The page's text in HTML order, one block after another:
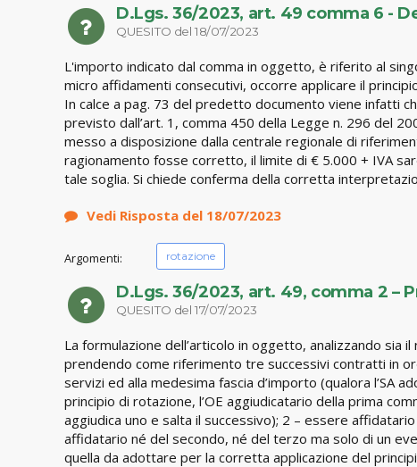
D.Lgs. 36/2023, art. 49 comma 6 -
QUESITO del 18/07/2023
L'importo indicato dal comma in oggetto, è riferito al
micro affidamenti consecutivi, occorre applicare il
In calce a pag. 73 del predetto documento viene infatti
previsto dall’art. 1, comma 450 della Legge n. 296 del
messo a disposizione dalla centrale regionale di
ragionamento fosse corretto, il limite di € 5.000 + IVA
tale soglia. Si chiede conferma della corretta
Vedi Risposta del 18/07/2023
Argomenti: rotazione
D.Lgs. 36/2023, art. 49, comma 2 –
QUESITO del 17/07/2023
La formulazione dell’articolo in oggetto, analizzando sia
prendendo come riferimento tre successivi contratti in
servizi ed alla medesima fascia d’importo (qualora
principio di rotazione, l’OE aggiudicatario della prima
aggiudica uno e salta il successivo); 2 – essere
affidatario né del secondo, né del terzo ma solo di un
quella da adottare per la corretta applicazione del